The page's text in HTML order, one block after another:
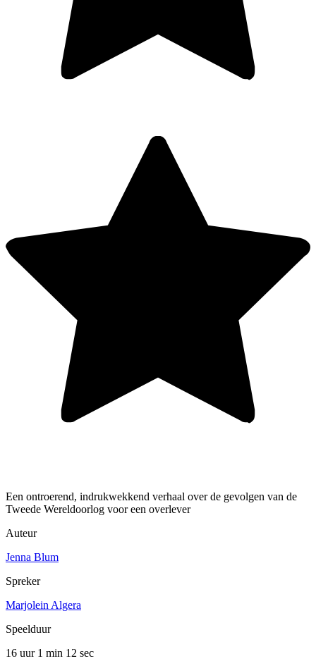
Een ontroerend, indrukwekkend verhaal over de gevolgen van de
Tweede Wereldoorlog voor een overlever
Auteur
Jenna Blum
Spreker
Marjolein Algera
Speelduur
16 uur 1 min 12 sec